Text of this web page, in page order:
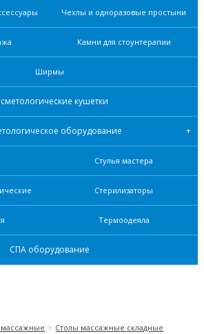
Чехлы и одноразовые простыни
Камни для стоунтерапии
Ширмы
кушетки
оборудование
Стулья мастера
Стерилизаторы
Термоодеяла
СПА оборудование
» Столы массажные складные